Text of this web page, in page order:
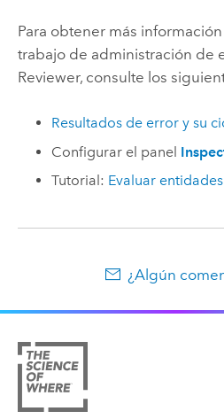
Para obtener más
trabajo de administración de
Reviewer, consulte los
Resultados de error y su
Configurar el panel
Tutorial: Evaluar
¿Algún